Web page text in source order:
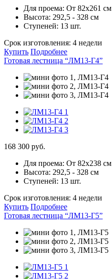
Для проема: От 82х261 см
Высота: 292,5 - 328 см
Ступеней: 13 шт.
Срок изготовления: 4 недели
Купить Подробнее
Готовая лестница “ЛМ13-Г4”
168 300 руб.
Для проема: От 82х238 см
Высота: 292,5 - 328 см
Ступеней: 13 шт.
Срок изготовления: 4 недели
Купить Подробнее
Готовая лестница “ЛМ13-Г5”